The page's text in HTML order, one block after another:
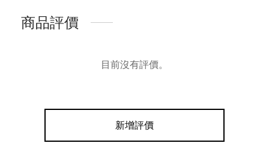
商品評價
目前沒有評價。
新增評價